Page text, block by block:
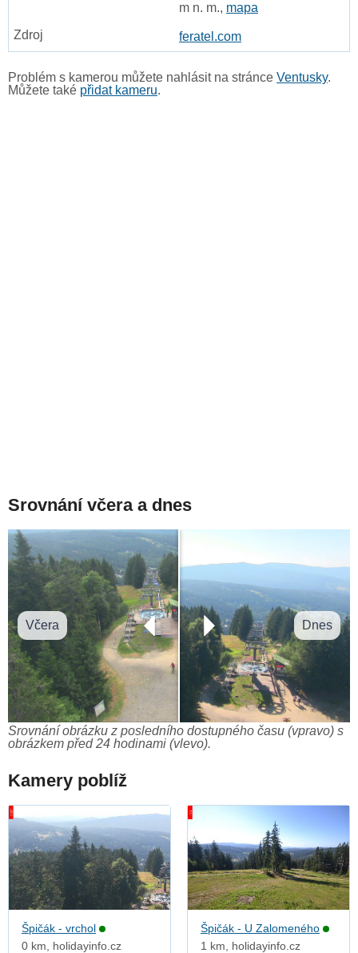
m n. m., mapa
feratel.com
Problém s kamerou můžete nahlásit na stránce Ventusky.
Můžete také přidat kameru.
Srovnání včera a dnes
Včera Dnes
Srovnání obrázku z posledního dostupného času (vpravo) s
obrázkem před 24 hodinami (vlevo).
Kamery poblíž
Špičák - vrchol
0 km, holidayinfo.cz
Špičák - U Zalomeného
1 km, holidayinfo.cz